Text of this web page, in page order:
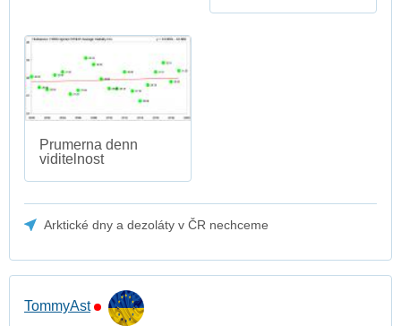
Prumerna denn
viditelnost
Arktické dny a dezoláty v ČR nechceme
TommyAst